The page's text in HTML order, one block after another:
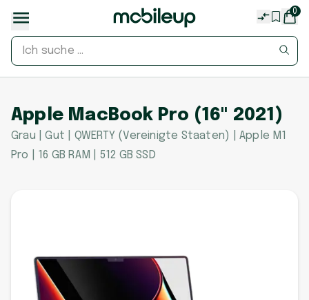
0
Apple MacBook Pro (16" 2021)
Grau | Gut | QWERTY (Vereinigte Staaten) | Apple M1
Pro | 16 GB RAM | 512 GB SSD